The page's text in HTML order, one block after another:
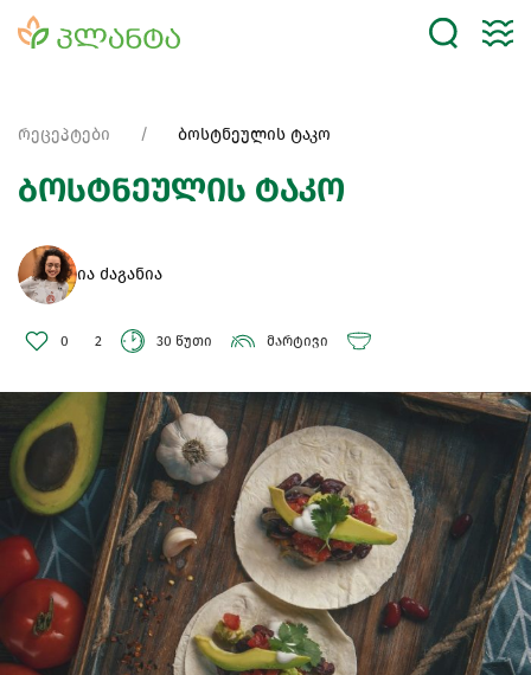
რეცეპტები ბოსტნეულის ტაკო
ბოსტნეულის ტაკო
ია ძაგანია
0 2 30 წუთი მარტივი